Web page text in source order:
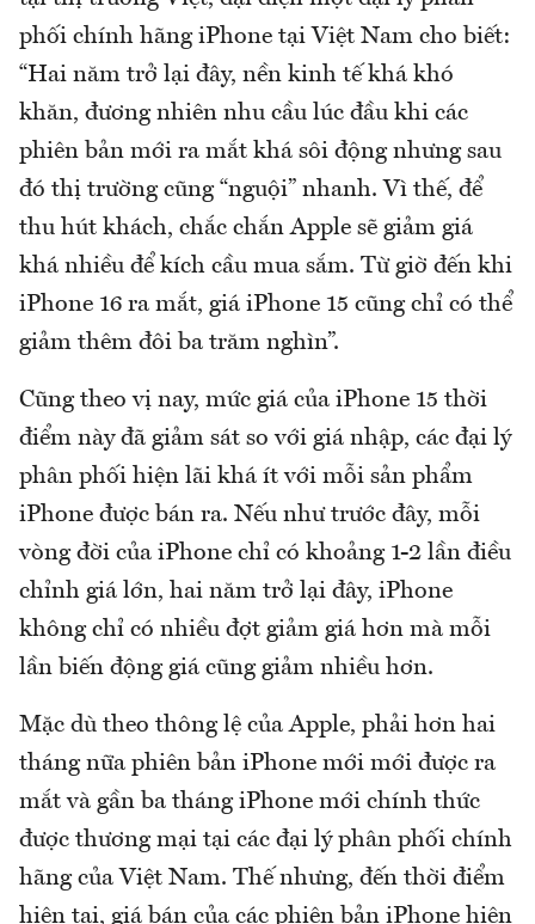
phối chính hãng iPhone tại Việt Nam cho biết:
“Hai năm trở lại đây, nền kinh tế khá khó
khăn, đương nhiên nhu cầu lúc đầu khi các
phiên bản mới ra mắt khá sôi động nhưng sau
đó thị trường cũng “nguội” nhanh. Vì thế, để
thu hút khách, chắc chắn Apple sẽ giảm giá
khá nhiều để kích cầu mua sắm. Từ giờ đến khi
iPhone 16 ra mắt, giá iPhone 15 cũng chỉ có thể
giảm thêm đôi ba trăm nghìn”.
Cũng theo vị nay, mức giá của iPhone 15 thời
điểm này đã giảm sát so với giá nhập, các đại lý
phân phối hiện lãi khá ít với mỗi sản phẩm
iPhone được bán ra. Nếu như trước đây, mỗi
vòng đời của iPhone chỉ có khoảng 1-2 lần điều
chỉnh giá lớn, hai năm trở lại đây, iPhone
không chỉ có nhiều đợt giảm giá hơn mà mỗi
lần biến động giá cũng giảm nhiều hơn.
Mặc dù theo thông lệ của Apple, phải hơn hai
tháng nữa phiên bản iPhone mới mới được ra
mắt và gần ba tháng iPhone mới chính thức
được thương mại tại các đại lý phân phối chính
hãng của Việt Nam. Thế nhưng, đến thời điểm
hiện tại, giá bán của các phiên bản iPhone hiện